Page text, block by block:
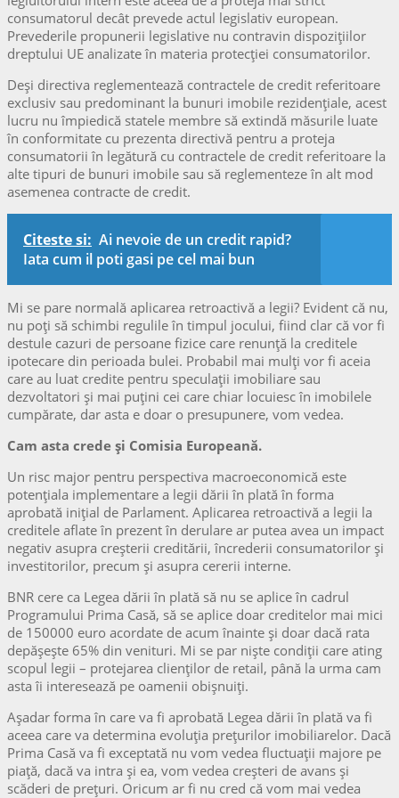
consumatorul decât prevede actul legislativ european.
Prevederile propunerii legislative nu contravin dispozițiilor
dreptului UE analizate în materia protecției consumatorilor.
Deși directiva reglementează contractele de credit referitoare
exclusiv sau predominant la bunuri imobile rezidențiale, acest
lucru nu împiedică statele membre să extindă măsurile luate
în conformitate cu prezenta directivă pentru a proteja
consumatorii în legătură cu contractele de credit referitoare la
alte tipuri de bunuri imobile sau să reglementeze în alt mod
asemenea contracte de credit.
Citeste si: Ai nevoie de un credit rapid?
Iata cum il poti gasi pe cel mai bun
Mi se pare normală aplicarea retroactivă a legii? Evident că nu,
nu poți să schimbi regulile în timpul jocului, fiind clar că vor fi
destule cazuri de persoane fizice care renunță la creditele
ipotecare din perioada bulei. Probabil mai mulți vor fi aceia
care au luat credite pentru speculații imobiliare sau
dezvoltatori și mai puțini cei care chiar locuiesc în imobilele
cumpărate, dar asta e doar o presupunere, vom vedea.
Cam asta crede și Comisia Europeană.
Un risc major pentru perspectiva macroeconomică este
potenţiala implementare a legii dării în plată în forma
aprobată iniţial de Parlament. Aplicarea retroactivă a legii la
creditele aflate în prezent în derulare ar putea avea un impact
negativ asupra creşterii creditării, încrederii consumatorilor şi
investitorilor, precum şi asupra cererii interne.
BNR cere ca Legea dării în plată să nu se aplice în cadrul
Programului Prima Casă, să se aplice doar creditelor mai mici
de 150000 euro acordate de acum înainte și doar dacă rata
depășește 65% din venituri. Mi se par niște condiții care ating
scopul legii – protejarea clienților de retail, până la urma cam
asta îi interesează pe oamenii obișnuiți.
Așadar forma în care va fi aprobată Legea dării în plată va fi
aceea care va determina evoluția prețurilor imobiliarelor. Dacă
Prima Casă va fi exceptată nu vom vedea fluctuații majore pe
piață, dacă va intra și ea, vom vedea creșteri de avans și
scăderi de prețuri. Oricum ar fi nu cred că vom mai vedea